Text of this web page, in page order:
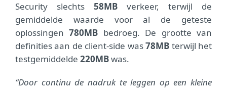
Security slechts 58MB verkeer, terwijl de
gemiddelde waarde voor al de geteste
oplossingen780MB bedroeg. De grootte van
definities aan de client-side was78MB terwijl het
testgemiddelde 220MBwas.
“Door continu de nadruk te leggen op een kleine